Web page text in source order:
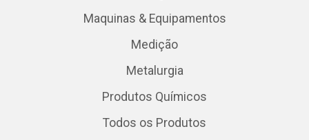
Maquinas & Equipamentos
Medição
Metalurgia
Produtos Químicos
Todos os Produtos